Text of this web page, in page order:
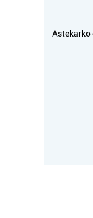
Astekarko